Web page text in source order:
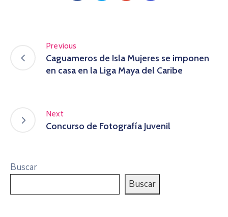
Previous
Caguameros de Isla Mujeres se imponen
en casa en la Liga Maya del Caribe
Next
Concurso de Fotografía Juvenil
Buscar
Buscar